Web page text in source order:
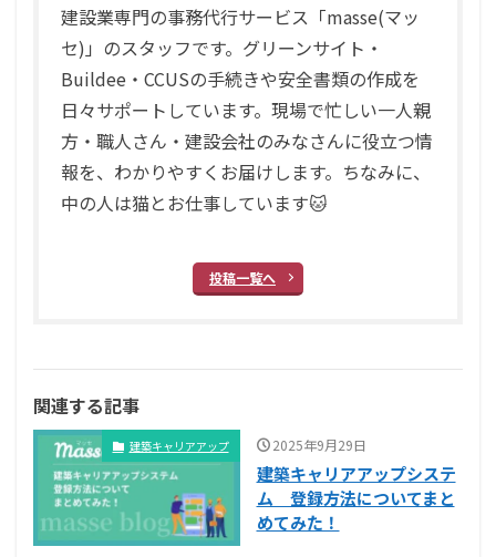
建設業専門の事務代行サービス「masse(マッ
セ)」のスタッフです。グリーンサイト・
Buildee・CCUSの手続きや安全書類の作成を
日々サポートしています。現場で忙しい一人親
方・職人さん・建設会社のみなさんに役立つ情
報を、わかりやすくお届けします。ちなみに、
中の人は猫とお仕事しています🐱
投稿一覧へ
関連する記事
建築キャリアアップ 2025年9月29日
建築キャリアアップシステ
ム 登録方法についてまと
めてみた！